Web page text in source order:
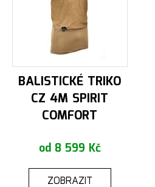
BALISTICKÉ TRIKO
CZ 4M SPIRIT
COMFORT
od 8 599 Kč
ZOBRAZIT